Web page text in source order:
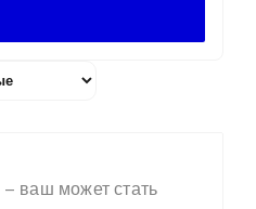
ваш может стать
75